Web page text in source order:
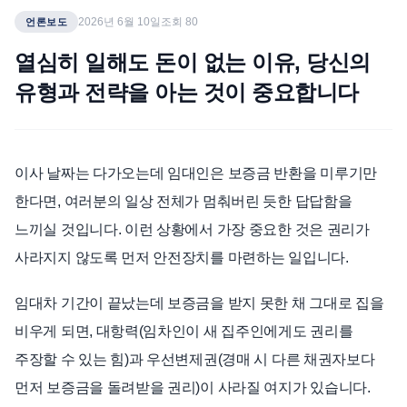
업무분야
전체
각 전문 변호사
소식/자료
법률 블로그
법률서식
뉴스레터/브로슈어
언론보도 2026년 6월 10일 조회80
열심히 일해도 돈이 없는 이유, 당신의
유형과 전략을 아는 것이 중요합니다
이사 날짜는 다가오는데 임대인은 보증금 반환을 미루기만
한다면, 여러분의 일상 전체가 멈춰버린 듯한 답답함을
느끼실 것입니다. 이런 상황에서 가장 중요한 것은 권리가
사라지지 않도록 먼저 안전장치를 마련하는 일입니다.
임대차 기간이 끝났는데 보증금을 받지 못한 채 그대로 집을
비우게 되면, 대항력(임차인이 새 집주인에게도 권리를
주장할 수 있는 힘)과 우선변제권(경매 시 다른 채권자보다
먼저 보증금을 돌려받을 권리)이 사라질 여지가 있습니다.